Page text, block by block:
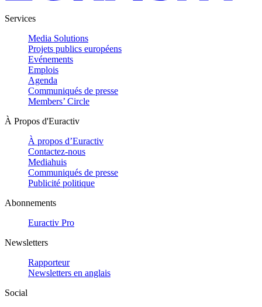
Services
Media Solutions
Projets publics européens
Evénements
Emplois
Agenda
Communiqués de presse
Members’ Circle
À Propos d'Euractiv
À propos d’Euractiv
Contactez-nous
Mediahuis
Communiqués de presse
Publicité politique
Abonnements
Euractiv Pro
Newsletters
Rapporteur
Newsletters en anglais
Social